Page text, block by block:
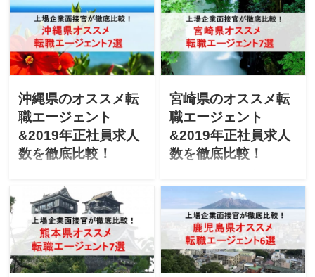
たいけど不安」と悩んでま
せんか？上場企業の面接官
が「愛知のオススメ転職エ
ージェント」「最新2019年
エージェントごとの正社員
す！
たいけど不安」と悩んでま
せんか？上場企業の面接官
が「大阪のオススメ転職エ
ージェント」「最新2019年
エージェントごとの正社員
す！
沖縄県のオススメ転
職エージェント
&2019年正社員求人
数を徹底比較！
たい」「沖縄にUターン転職
したいけど不安」と悩んで
ませんか？上場企業の面接
官が「沖縄県のオススメ転
職エージェント」「最新
2019年エージェントごとの
宮崎県のオススメ転
職エージェント
&2019年正社員求人
数を徹底比較！
たい」「宮崎にUターン転職
したいけど不安」と悩んで
ませんか？上場企業の面接
官が「宮崎県のオススメ転
職エージェント」「最新
2019年エージェントごとの